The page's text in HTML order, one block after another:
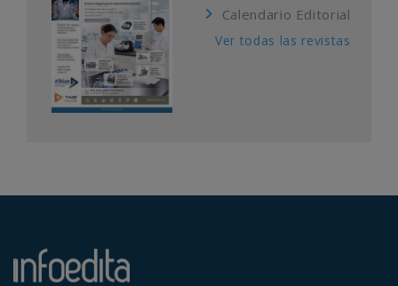
Calendario Editorial
Ver todas las revistas